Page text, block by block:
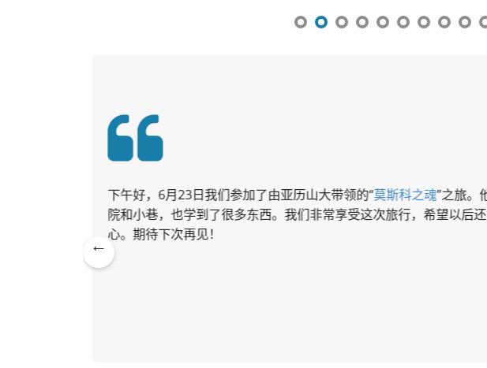
Pre
下午好，6月23日我们参加了由亚历山大带领的“莫斯科之魂”之旅。
院和小巷，也学到了很多东西。我们非常享受这次旅行，希望以后
心。期待下次再见！